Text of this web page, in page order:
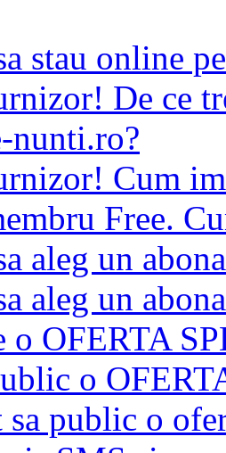
stau online
De ce
nunti.ro?
Cum
Free.
aleg un
aleg un
o OFERTA
o
public o